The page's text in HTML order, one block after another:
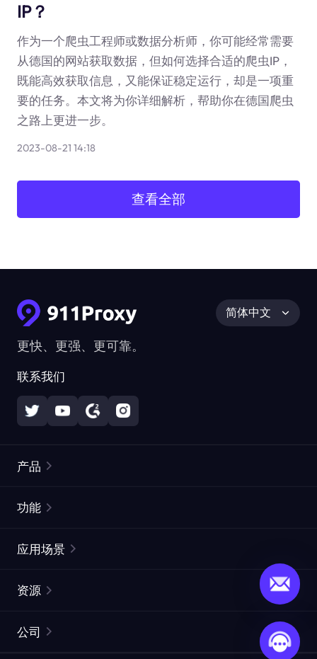
IP？
作为一个爬虫工程师或数据分析师，你可能经常需要
从德国的网站获取数据，但如何选择合适的爬虫IP，
既能高效获取信息，又能保证稳定运行，却是一项重
要的任务。本文将为你详细解析，帮助你在德国爬虫
之路上更进一步。
2023-08-21 14:18
查看全部
更快、更强、更可靠。
联系我们
简体中文
产品
静态住宅代理
网页抓取 API
功能
ISP代理
ProxySite
应用场景
市场研究
资源
公司